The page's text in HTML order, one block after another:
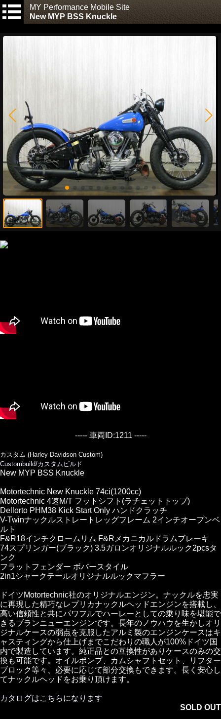
MY Performance Mobile Site
New MYP BSS Knuckle
----- 車両ID:1211 -----
カスタム (Harley Davidson Custom)
Custombuild/カスタムビルド
New MYP BSS Knuckle
Motortechnic New Knuckle 74ci(1200cc)
Motortechnic 4速M/T フットシフト(ラチェットトップ)
Dellorto PHM38 Kick Start Only ハンドクラッチ
V-Twinナックルストレートレッグフレーム 2インチオープンベ
ルト
F&R18インチクロームリム F&Rメカニカルドラムブレーキ
74スプリンガー(ブラック) 3.5ガロンオリジナルルック2pcsタ
ンク
フラットフェンダー ボバースタイル
2in1シャークテールオリジナルルックマフラー
ドイツMotortechnic社のオリジナルエンジン。ナックルを忠実
に再現した精巧なレプリカナックルヘッドエンジンを搭載し、
高い信頼性と共にパワフルでハーレーとしての乗り味を堪能で
きるブランニューエンジンです。長年のノウハウを生かしオリ
ジナルケースの弱点を克服したアルミ製のエンジンケースはキ
ャスティングから仕上げまでこだわりの職人が100%ドイツ国
内で製造しています。純正品との互換性がありケースのみの交
換も可能です。オイルポンプ、カムシャフトセット、リフター
ブロック等々、必要に応じて部分交換もできます。長く安心し
てナックルヘッドをお乗り頂けます。
カタログはこちらになります
SOLD OUT